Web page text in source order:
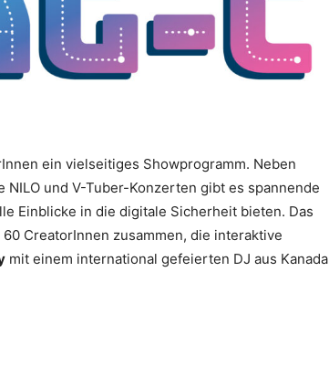
ein vielseitiges Showprogramm. Neben
und V-Tuber-Konzerten gibt es spannende
Einblicke in die digitale Sicherheit bieten. Das
CreatorInnen zusammen, die interaktive
mit einem international gefeierten DJ aus Kanada